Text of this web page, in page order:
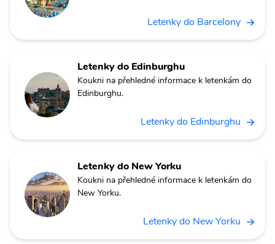
Letenky do Barcelony
Letenky do Edinburghu
Koukni na přehledné informace k letenkám do
Edinburghu.
Letenky do Edinburghu
Letenky do New Yorku
Koukni na přehledné informace k letenkám do
New Yorku.
Letenky do New Yorku